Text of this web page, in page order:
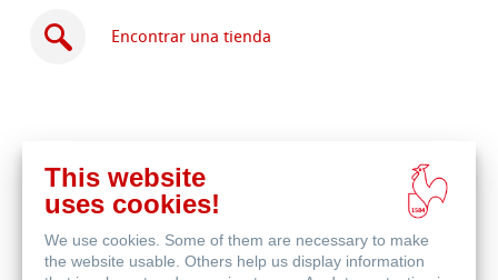
Encontrar una tienda
Comprar
en
línea
This website
uses cookies!
We use cookies. Some of them are necessary to make
the website usable. Others help us display information